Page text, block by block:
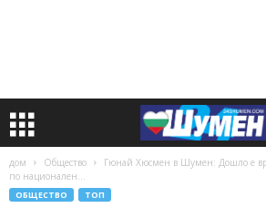
дом Общество
Гюнай Хюсмен в Шумен: Дошло е
по национален...
ОБЩЕСТВО ТОП